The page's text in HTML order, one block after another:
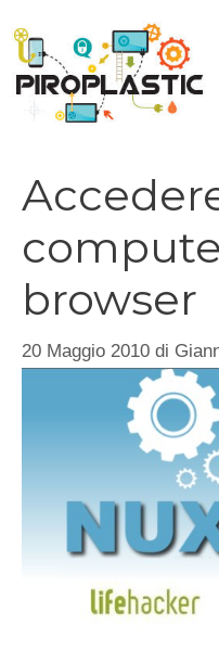
contenuto
browser
20 Maggio 2010 di